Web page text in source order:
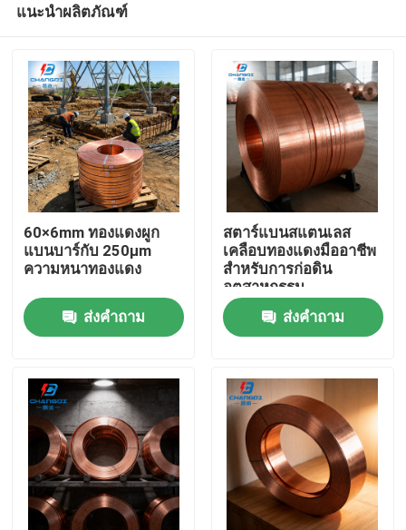
วิดีโอ
เกี่ยวกับเรา
แนะนำผลิตภัณฑ์
60×6mm ทองแดงผูก
แบนบาร์กับ 250μm
ความหนาทองแดง
ส่งคำถาม
สตาร์แบนสแตนเลส
เคลือบทองแดงมืออาชีพ
สําหรับการก่อดิน
อุตสาหกรรม
ส่งคำถาม